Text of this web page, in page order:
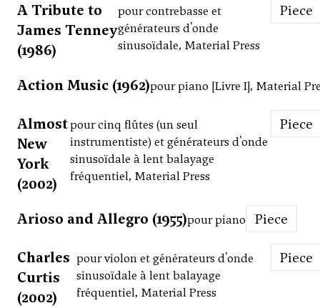
A Tribute to
James Tenney
(1986)
pour contrebasse et
générateurs d'onde
sinusoïdale, Material Press
Piece
Action Music (1962)pour piano [Livre I], Material
Almost
New
York
(2002)
pour cinq flûtes (un seul
instrumentiste) et générateurs d'onde
sinusoïdale à lent balayage
fréquentiel, Material Press
Piece
Arioso and Allegro (1955)pour piano Piece
Charles
Curtis
(2002)
pour violon et générateurs d'onde
sinusoïdale à lent balayage
fréquentiel, Material Press
Piece